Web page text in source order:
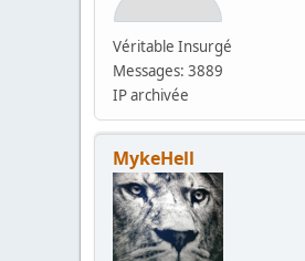
Véritable Insurgé
Messages: 3889
IP archivée
MykeHell